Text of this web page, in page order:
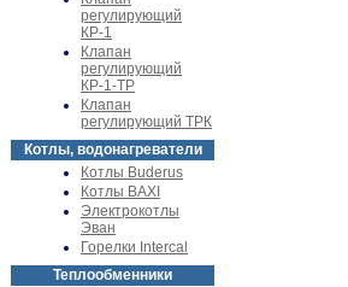
регулирующий
КР-1
Клапан
регулирующий
КР-1-ТР
Клапан
регулирующий ТРК
Котлы, водонагреватели
Котлы Buderus
Котлы BAXI
Электрокотлы
Эван
Горелки Intercal
Теплообменники